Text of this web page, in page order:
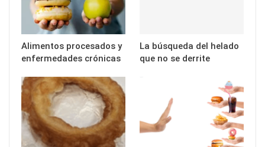
Alimentos procesados y
enfermedades crónicas
La búsqueda del helado
que no se derrite